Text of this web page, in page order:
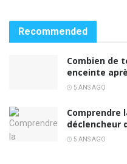
Recommended
Combien de
enceinte
5 ANS AGO
Comprendre
déclencheur
5 ANS AGO